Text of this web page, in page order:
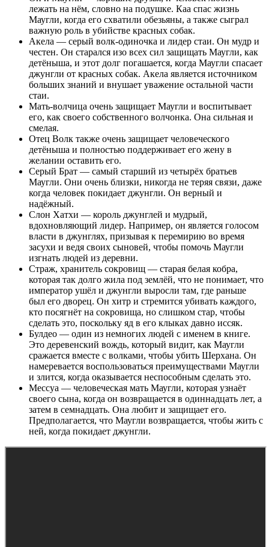
лежать на нём, словно на подушке. Каа спас жизнь
Маугли, когда его схватили обезьяны, а также сыграл
важную роль в убийстве красных собак.
Акела — серый волк-одиночка и лидер стаи. Он мудр и
честен. Он старался изо всех сил защищать Маугли, как
детёныша, и этот долг погашается, когда Маугли спасает
джунгли от красных собак. Акела является источником
больших знаний и внушает уважение остальной части
стаи.
Мать-волчица очень защищает Маугли и воспитывает
его, как своего собственного волчонка. Она сильная и
смелая.
Отец Волк также очень защищает человеческого
детёныша и полностью поддерживает его жену в
желании оставить его.
Серый Брат — самый старший из четырёх братьев
Маугли. Они очень близки, никогда не теряя связи, даже
когда человек покидает джунгли. Он верный и
надёжный.
Слон Хатхи — король джунглей и мудрый,
вдохновляющий лидер. Например, он является голосом
власти в джунглях, призывая к перемирию во время
засухи и ведя своих сыновей, чтобы помочь Маугли
изгнать людей из деревни.
Страж, хранитель сокровищ — старая белая кобра,
которая так долго жила под землёй, что не понимает, что
император ушёл и джунгли выросли там, где раньше
был его дворец. Он хитр и стремится убивать каждого,
кто посягнёт на сокровища, но слишком стар, чтобы
сделать это, поскольку яд в его клыках давно иссяк.
Булдео — один из немногих людей с именем в книге.
Это деревенский вождь, который видит, как Маугли
сражается вместе с волками, чтобы убить Шерхана. Он
намеревается воспользоваться преимуществами Маугли
и злится, когда оказывается неспособным сделать это.
Мессуа — человеческая мать Маугли, которая узнаёт
своего сына, когда он возвращается в одиннадцать лет, а
затем в семнадцать. Она любит и защищает его.
Предполагается, что Маугли возвращается, чтобы жить с
ней, когда покидает джунгли.